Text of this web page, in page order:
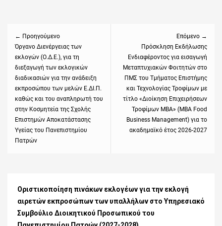
← Προηγούμενο
Previous
post:
Όργανο Διενέργειας των
εκλογών (Ο.Δ.Ε.), για τη
διεξαγωγή των εκλογικών
διαδικασιών για την ανάδειξη
εκπροσώπου των μελών Ε.ΔΙ.Π.
καθώς και του αναπληρωτή του
στην Κοσμητεία της Σχολής
Επιστημών Αποκατάστασης
Υγείας του Πανεπιστημίου
Πατρών
Επόμενο →
post:
Πρόσκληση Εκδήλωσης
Ενδιαφέροντος για εισαγωγή
Μεταπτυχιακών Φοιτητών στο
ΠΜΣ του Τμήματος Επιστήμης
και Τεχνολογίας Τροφίμων με
τίτλο «Διοίκηση Επιχειρήσεων
Τροφίμων ΜΒΑ» (MBA Food
Business Management) για το
ακαδημαϊκό έτος 2026-2027
Οριστικοποίηση πινάκων εκλογέων για την εκλογή
αιρετών εκπροσώπων των υπαλλήλων στο Υπηρεσιακό
Συμβούλιο Διοικητικού Προσωπικού του